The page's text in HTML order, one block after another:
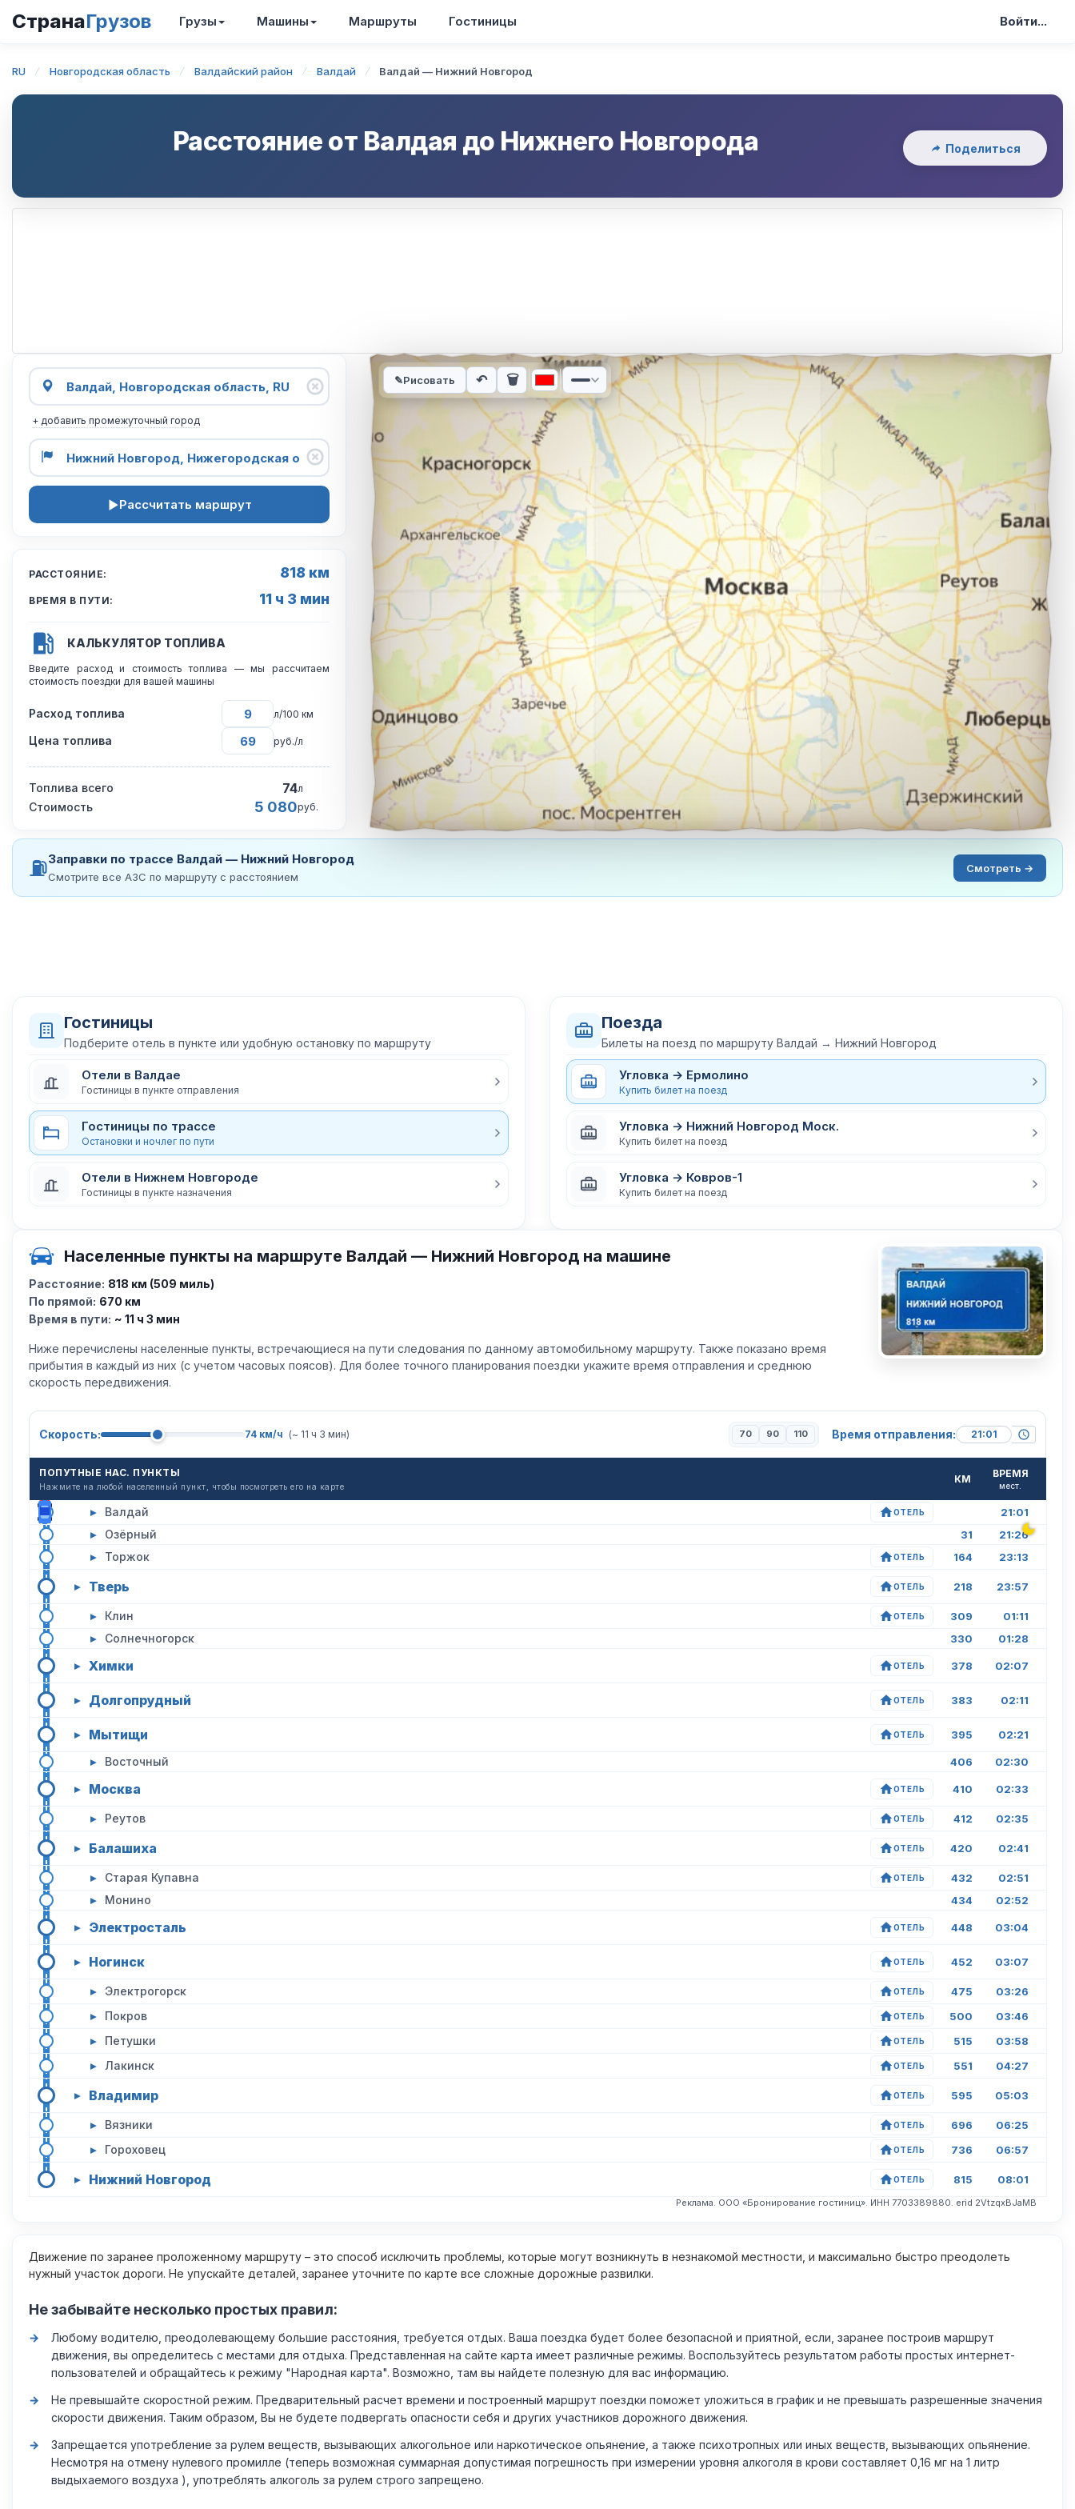
СтранаГрузов Грузы Машины Маршруты Гостиницы Войти...
RU Новгородская область Валдайский район Валдай Валдай — Нижний Новгород
Расстояние от Валдая до Нижнего Новгорода Поделиться
+ добавить промежуточный город
Рассчитать маршрут
РАССТОЯНИЕ: 818 км
ВРЕМЯ В ПУТИ: 11 ч 3 мин
КАЛЬКУЛЯТОР ТОПЛИВА
Введите расход и стоимость топлива — мы рассчитаем
стоимость поездки для вашей машины
Расход топлива л/100 км
Цена топлива руб./л
Топлива всего 74л
Стоимость 5 080руб.
Интерактивная карта автомобильного маршрута из города Валдай в город Нижний Новгород.
✎Рисовать ↶ 🗑
⛽Заправки по трассе Валдай — Нижний Новгород
Смотрите все АЗС по маршруту с расстоянием
Смотреть →
Гостиницы
Подберите отель в пункте или удобную остановку по маршруту
Отели в Валдае
Гостиницы в пункте отправления
Гостиницы по трассе
Остановки и ночлег по пути
Отели в Нижнем Новгороде
Гостиницы в пункте назначения
Поезда
Билеты на поезд по маршруту Валдай → Нижний Новгород
Угловка → Ермолино
Купить билет на поезд
Угловка → Нижний Новгород Моск.
Купить билет на поезд
Угловка → Ковров-1
Купить билет на поезд
Населенные пункты на маршруте Валдай — Нижний Новгород на машине
Расстояние: 818 км (509 миль)
По прямой: 670 км
Время в пути: ~ 11 ч 3 мин
Ниже перечислены населенные пункты, встречающиеся на пути следования по данному автомобильному маршруту. Также показано время
прибытия в каждый из них (с учетом часовых поясов). Для более точного планирования поездки укажите время отправления и среднюю
скорость передвижения.
Скорость: 74 км/ч (~ 11 ч 3 мин) 70 90 110 Время отправления:
ПОПУТНЫЕ НАС. ПУНКТЫ
Нажмите на любой населенный пункт, чтобы посмотреть его на карте
КМ ВРЕМЯ
мест.
▸ Валдай ОТЕЛЬ 21:01
▸ Озёрный 31 21:26
▸ Торжок ОТЕЛЬ 164 23:13
▸ Тверь ОТЕЛЬ 218 23:57
▸ Клин ОТЕЛЬ 309 01:11
▸ Солнечногорск 330 01:28
▸ Химки ОТЕЛЬ 378 02:07
▸ Долгопрудный ОТЕЛЬ 383 02:11
▸ Мытищи ОТЕЛЬ 395 02:21
▸ Восточный 406 02:30
▸ Москва ОТЕЛЬ 410 02:33
▸ Реутов ОТЕЛЬ 412 02:35
▸ Балашиха ОТЕЛЬ 420 02:41
▸ Старая Купавна ОТЕЛЬ 432 02:51
▸ Монино 434 02:52
▸ Электросталь ОТЕЛЬ 448 03:04
▸ Ногинск ОТЕЛЬ 452 03:07
▸ Электрогорск ОТЕЛЬ 475 03:26
▸ Покров ОТЕЛЬ 500 03:46
▸ Петушки ОТЕЛЬ 515 03:58
▸ Лакинск ОТЕЛЬ 551 04:27
▸ Владимир ОТЕЛЬ 595 05:03
▸ Вязники ОТЕЛЬ 696 06:25
▸ Гороховец ОТЕЛЬ 736 06:57
▸ Нижний Новгород ОТЕЛЬ 815 08:01
Реклама. ООО «Бронирование гостиниц». ИНН 7703389880. erid 2VtzqxBJaMB
Движение по заранее проложенному маршруту – это способ исключить проблемы, которые могут возникнуть в незнакомой местности, и максимально быстро преодолеть
нужный участок дороги. Не упускайте деталей, заранее уточните по карте все сложные дорожные развилки.
Не забывайте несколько простых правил:
Любому водителю, преодолевающему большие расстояния, требуется отдых. Ваша поездка будет более безопасной и приятной, если, заранее построив маршрут
движения, вы определитесь с местами для отдыха. Представленная на сайте карта имеет различные режимы. Воспользуйтесь результатом работы простых интернет-
пользователей и обращайтесь к режиму "Народная карта". Возможно, там вы найдете полезную для вас информацию.
Не превышайте скоростной режим. Предварительный расчет времени и построенный маршрут поездки поможет уложиться в график и не превышать разрешенные значения
скорости движения. Таким образом, Вы не будете подвергать опасности себя и других участников дорожного движения.
Запрещается употребление за рулем веществ, вызывающих алкогольное или наркотическое опьянение, а также психотропных или иных веществ, вызывающих опьянение.
Несмотря на отмену нулевого промилле (теперь возможная суммарная допустимая погрешность при измерении уровня алкоголя в крови составляет 0,16 мг на 1 литр
выдыхаемого воздуха ), употреблять алкоголь за рулем строго запрещено.